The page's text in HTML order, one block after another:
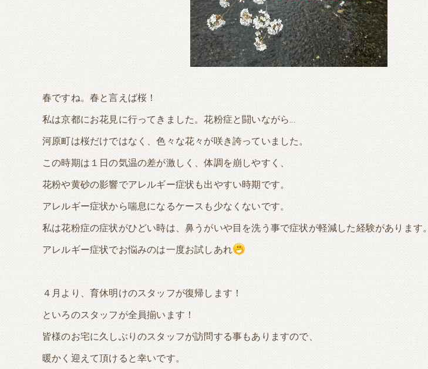
春ですね。春と言えば桜！
私は京都にお花見に行ってきました。花粉症と闘いながら…
河原町は桜だけではなく、色々な花々が咲き誇っていました。
この時期は１日の気温の差が激しく、体調を崩しやすく、
花粉や黄砂の影響でアレルギー症状も出やすい時期です。
アレルギー症状から喘息になるケースも少なくないです。
私は花粉症の症状がひどい時は、鼻うがいや目を洗う事で症状が軽減した経験があります。
アレルギー症状でお悩みのは一度お試しあれ
４月より、育休明けのスタッフが復帰します！
といろのスタッフが全員揃います！
皆様のお宅に久しぶりのスタッフが訪問する事もありますので、
暖かく迎えて頂けると幸いです。